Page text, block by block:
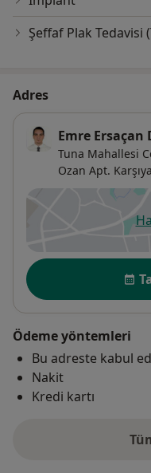
Şeffaf Plak Tedavisi
Adres
Emre
Tuna Mahallesi
Ozan Apt.
Uygunluk
Ödeme yöntemleri
Bu adreste kabul
Nakit
Kredi kartı